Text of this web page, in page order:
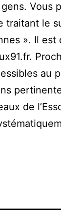
Vous
traitant le
». Il
au
de